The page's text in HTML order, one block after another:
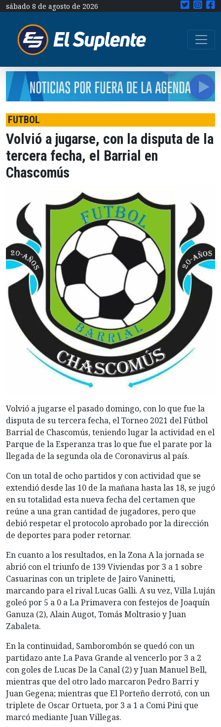
sábado 8 de agosto de 2026
FUTBOL
Volvió a jugarse, con la disputa de la
tercera fecha, el Barrial en
Chascomús
Volvió a jugarse el pasado domingo, con lo que fue la
disputa de su tercera fecha, el Torneo 2021 del Fútbol
Barrial de Chascomús, teniendo lugar la actividad en el
Parque de la Esperanza tras lo que fue el parate por la
llegada de la segunda ola de Coronavirus al país.
Con un total de ocho partidos y con actividad que se
extendió desde las 10 de la mañana hasta las 18, se jugó
en su totalidad esta nueva fecha del certamen que
reúne a una gran cantidad de jugadores, pero que
debió respetar el protocolo aprobado por la dirección
de deportes para poder retornar.
En cuanto a los resultados, en la Zona A la jornada se
abrió con el triunfo de 139 Viviendas por 3 a 1 sobre
Casuarinas con un triplete de Jairo Vaninetti,
marcando para el rival Lucas Galli. A su vez, Villa Luján
goleó por 5 a 0 a La Primavera con festejos de Joaquín
Ganuza (2), Alain Augot, Tomás Moltrasio y Juan
Zabaleta.
En la continuidad, Samborombón se quedó con un
partidazo ante La Pava Grande al vencerlo por 3 a 2
con goles de Lucas De la Canal (2) y Juan Manuel Bell,
mientras que del otro lado marcaron Pedro Barri y
Juan Gegena; mientras que El Porteño derrotó, con un
triplete de Oscar Ortueta, por 3 a 1 a Comi Pini que
marcó mediante Juan Villegas.